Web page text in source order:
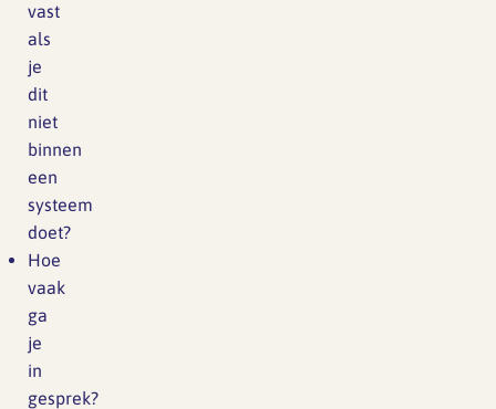
vast
als
je
dit
niet
binnen
een
systeem
doet?
Hoe
vaak
ga
je
in
gesprek?